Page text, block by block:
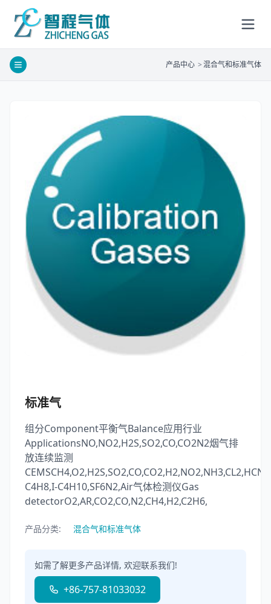
产品中心 >混合气和标准气体
标准气
组分Component平衡气Balance应用行业
ApplicationsNO,NO2,H2S,SO2,CO,CO2N2烟气排
放连续监测
C4H8,I-C4H10,SF6N2,Air气体检测仪Gas
detectorO2,AR,CO2,CO,N2,CH4,H2,C2H6,
产品分类: 混合气和标准气体
如需了解更多产品详情, 欢迎联系我们!
+86-757-81033032